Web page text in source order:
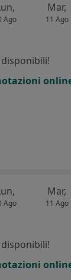
Ago
Mar,
11 Ago
Ago
Mar,
11 Ago